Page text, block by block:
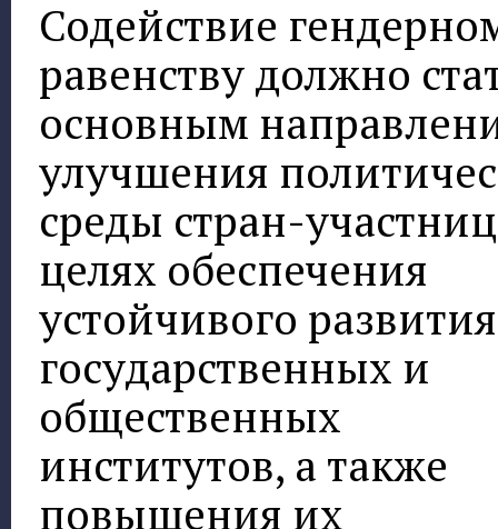
Содействие
равенству должно
основным
улучшения
среды стран-
целях обеспечения
устойчивого развития
государственных и
общественных
институтов, а также
повышения их